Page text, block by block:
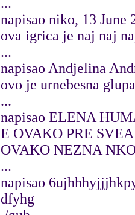
napisao niko, 13 June
ova igrica je naj naj
...
napisao Andjelina
ovo je urnebesna
...
napisao ELENA
E OVAKO PRE
OVAKO NEZNA
...
napisao
dfyhg